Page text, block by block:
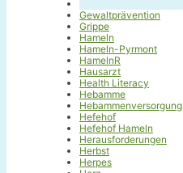
Gewaltprävention
Grippe
Hameln
Hameln-Pyrmont
HamelnR
Hausarzt
Health Literacy
Hebamme
Hebammenversorgung
Hefehof
Hefehof Hameln
Herausforderungen
Herbst
Herpes